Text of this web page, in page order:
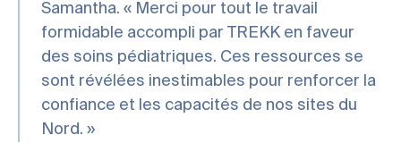
Samantha. « Merci pour tout le travail
formidable accompli par TREKK en faveur
des soins pédiatriques. Ces ressources se
sont révélées inestimables pour renforcer la
confiance et les capacités de nos sites du
Nord. »